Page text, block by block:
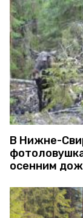
В Нижне-
осенним